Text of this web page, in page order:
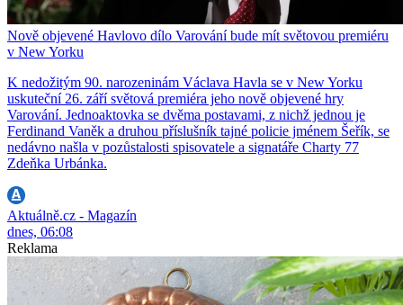
Nově objevené Havlovo dílo Varování bude mít světovou premiéru
v New Yorku
K nedožitým 90. narozeninám Václava Havla se v New Yorku
uskuteční 26. září světová premiéra jeho nově objevené hry
Varování. Jednoaktovka se dvěma postavami, z nichž jednou je
Ferdinand Vaněk a druhou příslušník tajné policie jménem Šeřík, se
nedávno našla v pozůstalosti spisovatele a signatáře Charty 77
Zdeňka Urbánka.
Aktuálně.cz - Magazín
dnes, 06:08
Reklama